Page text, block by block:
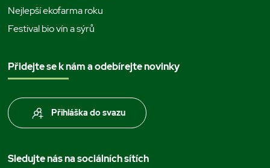
Nejlepší ekofarma roku
Festival bio vín a sýrů
Přidejte se k nám a odebírejte novinky
Přihláška do svazu
Sledujte nás na sociálních sítích